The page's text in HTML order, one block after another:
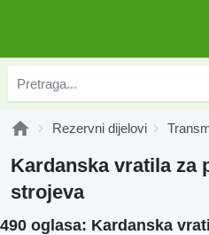
Rezervni dijelovi
Kardanska vratila za
strojeva
490 oglasa: Kardanska